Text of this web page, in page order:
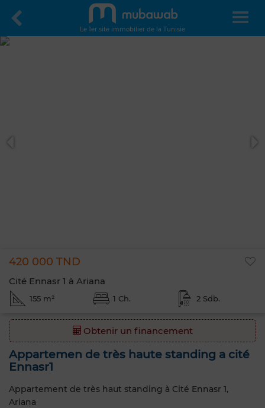
Le 1er site immobilier de la Tunisie
420 000 TND
Cité Ennasr 1 à Ariana
155 m² 1 Ch. 2 Sdb.
Obtenir un financement
Appartemen de très haute standing a cité
Ennasr1
Appartement de très haut standing à Cité Ennasr 1,
Ariana